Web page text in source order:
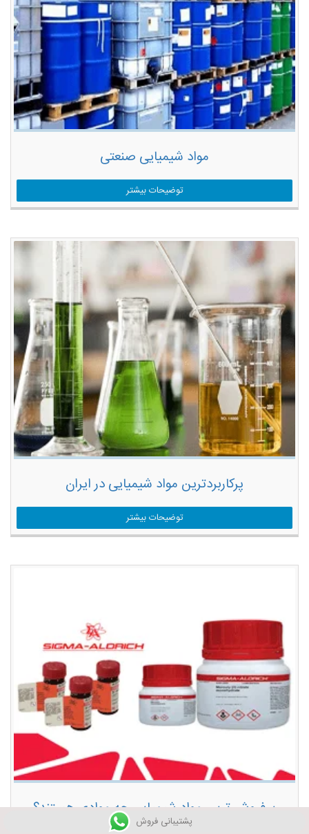
مواد شیمیایی صنعتی
توضیحات بیشتر
پرکاربردترین مواد شیمیایی در ایران
توضیحات بیشتر
پرفروش ترین مواد شیمیایی چه موادی هستند؟
پشتیبانی فروش